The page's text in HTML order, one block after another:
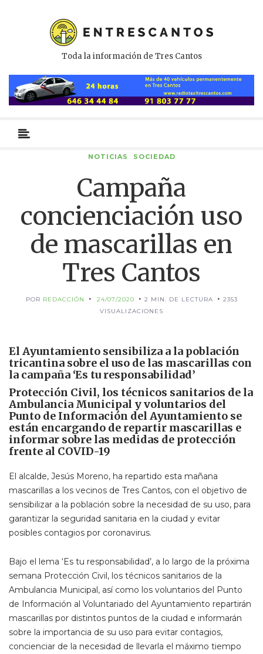
Toda la información de Tres Cantos
primario
NOTICIAS SOCIEDAD
Campaña
concienciación uso
de mascarillas en
Tres Cantos
POR REDACCIÓN 24/07/2020 2 MIN. DE LECTURA
2353
VISUALIZACIONES
El Ayuntamiento sensibiliza a la población
tricantina sobre el uso de las mascarillas con
la campaña ‘Es tu responsabilidad’
Protección Civil, los técnicos sanitarios de la
Ambulancia Municipal y voluntarios del
Punto de Información del Ayuntamiento se
están encargando de repartir mascarillas e
informar sobre las medidas de protección
frente al COVID-19
El alcalde, Jesús Moreno, ha repartido esta mañana
mascarillas a los vecinos de Tres Cantos, con el objetivo de
sensibilizar a la población sobre la necesidad de su uso, para
garantizar la seguridad sanitaria en la ciudad y evitar
posibles contagios por coronavirus.
Bajo el lema ‘Es tu responsabilidad’, a lo largo de la próxima
semana Protección Civil, los técnicos sanitarios de la
Ambulancia Municipal, así como los voluntarios del Punto
de Información al Voluntariado del Ayuntamiento repartirán
mascarillas por distintos puntos de la ciudad e informarán
sobre la importancia de su uso para evitar contagios,
concienciar de la necesidad de llevarla el máximo tiempo